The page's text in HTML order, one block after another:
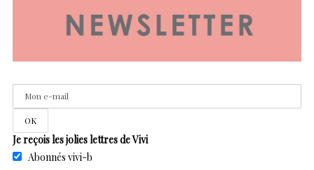
Je reçois les jolies lettres de Vivi
Abonnés vivi-b